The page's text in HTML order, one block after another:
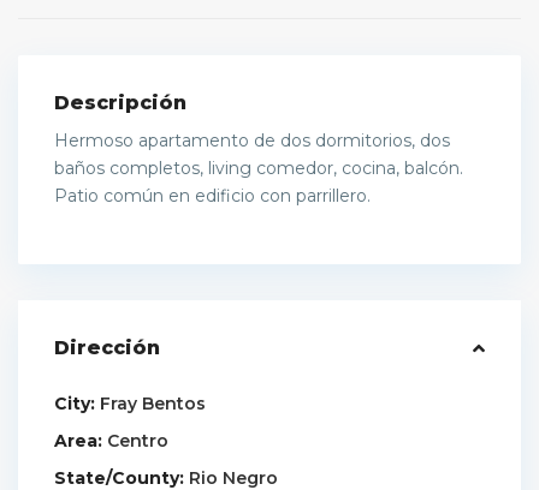
Descripción
Hermoso apartamento de dos dormitorios, dos
baños completos, living comedor, cocina, balcón.
Patio común en edificio con parrillero.
Dirección
City: Fray Bentos
Area: Centro
State/County: Rio Negro